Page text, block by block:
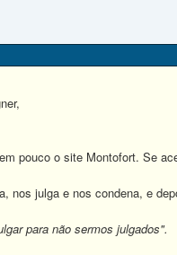
pouco o site Montofort. Se
julga e nos condena, e
para não sermos julgados".